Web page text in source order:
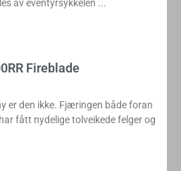
av eventyrsykkelen
Fireblade
er den ikke. Fjæringen både foran
fått nydelige tolveikede felger og